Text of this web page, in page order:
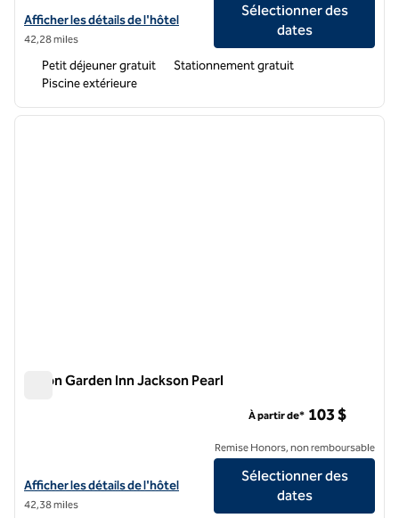
Afficher les détails de l'hôtel Home2 Suites by Hilton Jackson Pearl
Afficher les détails de l'hôtel
42,28 miles
Sélectionner des
dates
Petit déjeuner gratuit
Stationnement gratuit
Piscine extérieure
1 sur 12
Hilton Garden Inn Jackson Pearl
Afficher les détails de l'hôtel Hilton Garden Inn Jackson Pearl
Afficher les détails de l'hôtel
42,38 miles
À partir de* 103 $
Remise Honors, non remboursable
Sélectionner des
dates